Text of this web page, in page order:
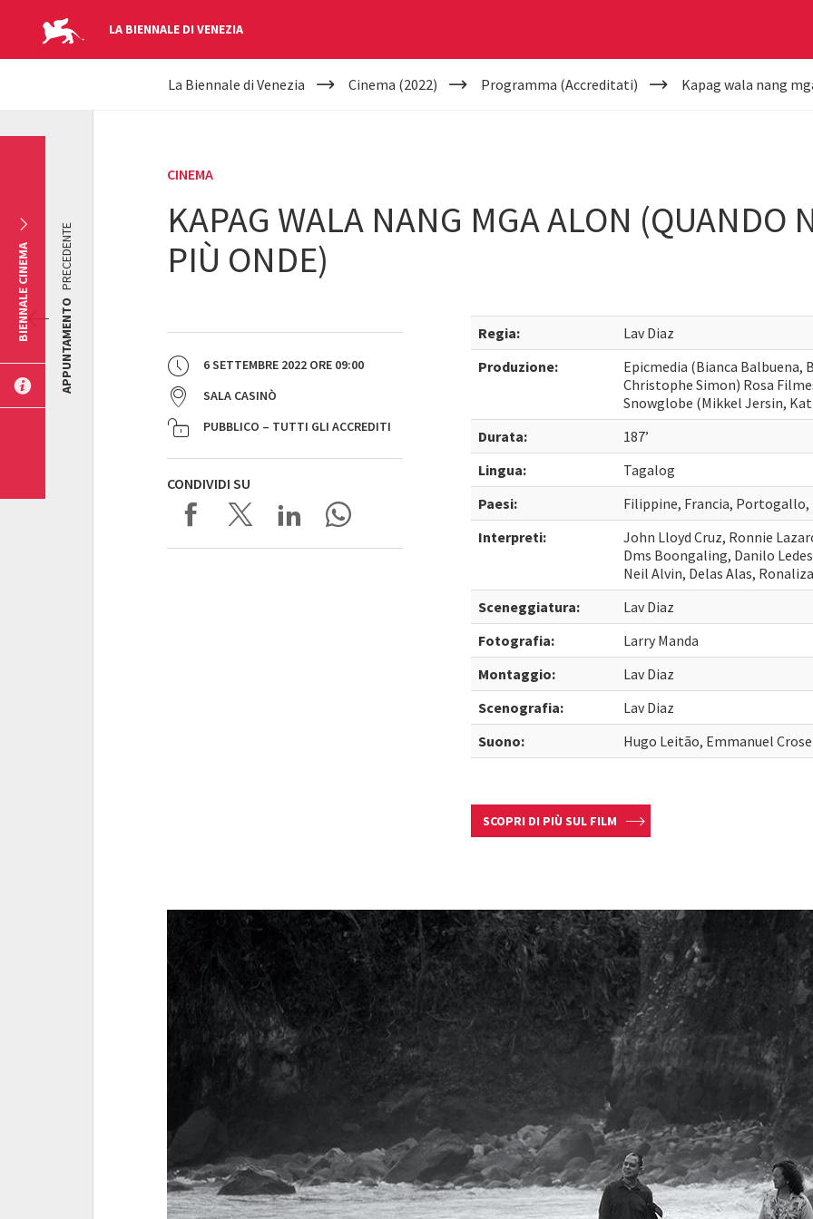
LA BIENNALE DI VENEZIA
YOUR
La Biennale di Venezia Cinema (2022) Programma (Accreditati) Kapag wala nang
CINEMA
KAPAG WALA NANG MGA ALON (QUANDO
PIÙ ONDE)
6 SETTEMBRE 2022 ORE 09:00
SALA CASINÒ
PUBBLICO – TUTTI GLI ACCREDITI
CONDIVIDI SU
Regia:
Lav Diaz
Produzione:
Epicmedia (Bianca Balbuena,
Christophe Simon) Rosa
Snowglobe (Mikkel Jersin,
Durata:
187’
Lingua:
Tagalog
Paesi:
Filippine, Francia, Portogallo,
Interpreti:
John Lloyd Cruz, Ronnie
Dms Boongaling, Danilo
Neil Alvin, Delas Alas,
Sceneggiatura:
Lav Diaz
Fotografia:
Larry Manda
Montaggio:
Lav Diaz
Scenografia:
Lav Diaz
Suono:
Hugo Leitão, Emmanuel
SCOPRI DI PIÙ SUL FILM
APPUNTAMENTO
PRECEDENTE
BIENNALE CINEMA